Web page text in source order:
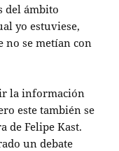
del ámbito
yo estuviese,
no se metían con
la información
este también se
de Felipe Kast.
un debate